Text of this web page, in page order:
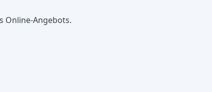
Online-Angebots.